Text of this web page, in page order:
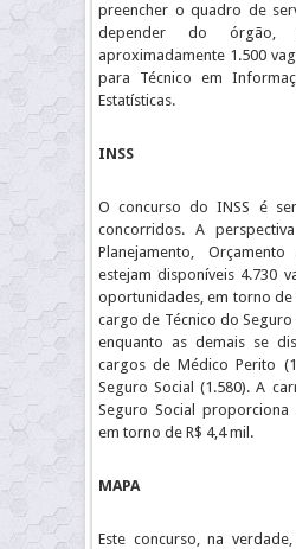
preencher o quadro de
depender do órgão,
aproximadamente 1.500
para Técnico em
Estatísticas.
INSS
O concurso do INSS é
concorridos. A
Planejamento,
estejam disponíveis 4.730
oportunidades, em torno de
cargo de Técnico do
enquanto as demais se
cargos de Médico Perito
Seguro Social (1.580). A
Seguro Social proporciona
em torno de R$ 4,4 mil.
MAPA
Este concurso, na